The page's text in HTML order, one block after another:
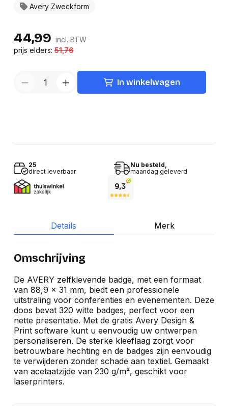
Avery Zweckform
44,99 incl. BTW
prijs elders:51,76
In winkelwagen
25
direct leverbaar
Nu besteld,
maandag geleverd
Details Merk
Omschrijving
De AVERY zelfklevende badge, met een formaat
van 88,9 x 31 mm, biedt een professionele
uitstraling voor conferenties en evenementen. Deze
doos bevat 320 witte badges, perfect voor een
nette presentatie. Met de gratis Avery Design &
Print software kunt u eenvoudig uw ontwerpen
personaliseren. De sterke kleeflaag zorgt voor
betrouwbare hechting en de badges zijn eenvoudig
te verwijderen zonder schade aan textiel. Gemaakt
van acetaatzijde van 230 g/m², geschikt voor
laserprinters.